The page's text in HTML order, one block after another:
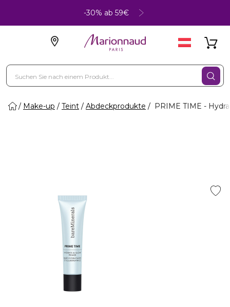
-30% ab 59€
Make-up Teint Abdeckprodukte PRIME TIME -